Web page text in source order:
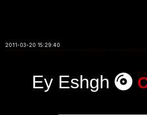
2011-03-20 15:29:40
Ey Eshgh